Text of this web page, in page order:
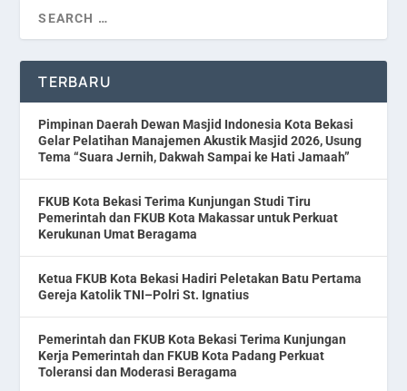
TERBARU
Pimpinan Daerah Dewan Masjid Indonesia Kota Bekasi
Gelar Pelatihan Manajemen Akustik Masjid 2026, Usung
Tema “Suara Jernih, Dakwah Sampai ke Hati Jamaah”
FKUB Kota Bekasi Terima Kunjungan Studi Tiru
Pemerintah dan FKUB Kota Makassar untuk Perkuat
Kerukunan Umat Beragama
Ketua FKUB Kota Bekasi Hadiri Peletakan Batu Pertama
Gereja Katolik TNI–Polri St. Ignatius
Pemerintah dan FKUB Kota Bekasi Terima Kunjungan
Kerja Pemerintah dan FKUB Kota Padang Perkuat
Toleransi dan Moderasi Beragama